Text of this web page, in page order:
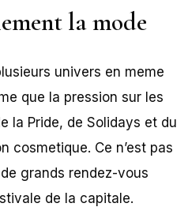
la mode
univers en meme
que la pression sur les
la Pride, de Solidays et du
cosmetique. Ce n’est pas
grands rendez-vous
de la capitale.